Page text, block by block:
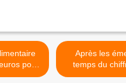
pour
de Seine-
Après les
temps du
dégâts à